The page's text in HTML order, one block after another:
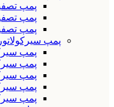
پمپ
پمپ
پمپ
پمپ سیرکولاتور
پمپ
پمپ
پمپ
پمپ
پمپ